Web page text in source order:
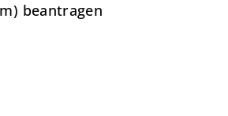
beantragen